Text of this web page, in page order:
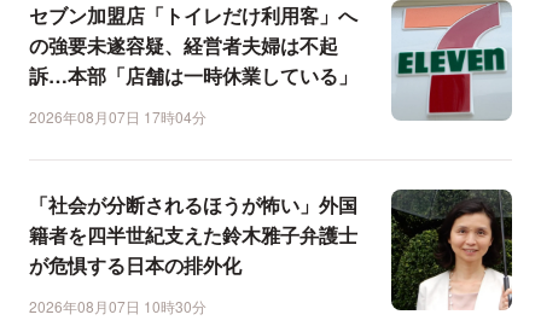
セブン加盟店「トイレだけ利用客」へ
の強要未遂容疑、経営者夫婦は不起
訴…本部「店舗は一時休業している」
2026年08月07日 17時04分
「社会が分断されるほうが怖い」外国
籍者を四半世紀支えた鈴木雅子弁護士
が危惧する日本の排外化
2026年08月07日 10時30分